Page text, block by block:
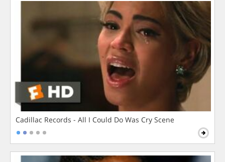
Cadillac Records - All I Could Do Was Cry Scene